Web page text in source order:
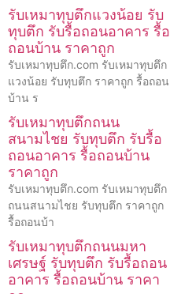
รับเหมาทุบตึกแวงน้อย รับ
ทุบตึก รับรื้อถอนอาคาร รื้อ
ถอนบ้าน ราคาถูก
รับเหมาทุบตึก.com รับเหมาทุบตึก
แวงน้อย รับทุบตึก ราคาถูก รื้อถอน
บ้าน ร
รับเหมาทุบตึกถนน
สนามไชย รับทุบตึก รับรื้อ
ถอนอาคาร รื้อถอนบ้าน
ราคาถูก
รับเหมาทุบตึก.com รับเหมาทุบตึก
ถนนสนามไชย รับทุบตึก ราคาถูก
รื้อถอนบ้า
รับเหมาทุบตึกถนนมหา
เศรษฐ์ รับทุบตึก รับรื้อถอน
อาคาร รื้อถอนบ้าน ราคา